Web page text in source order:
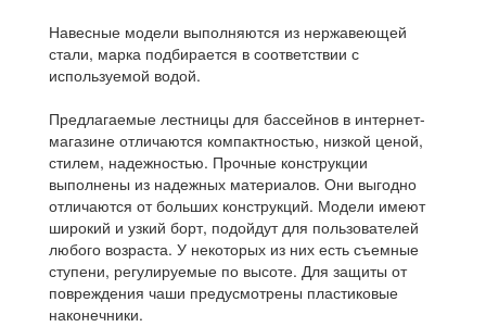
Навесные модели выполняются из нержавеющей
стали, марка подбирается в соответствии с
используемой водой.
Предлагаемые лестницы для бассейнов в интернет-
магазине отличаются компактностью, низкой ценой,
стилем, надежностью. Прочные конструкции
выполнены из надежных материалов. Они выгодно
отличаются от больших конструкций. Модели имеют
широкий и узкий борт, подойдут для пользователей
любого возраста. У некоторых из них есть съемные
ступени, регулируемые по высоте. Для защиты от
повреждения чаши предусмотрены пластиковые
наконечники.